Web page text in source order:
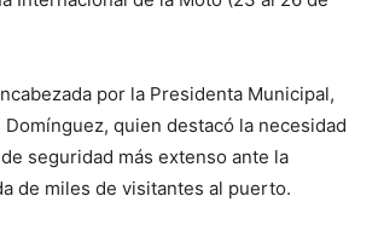
por la Presidenta Municipal,
Domínguez, quien destacó la necesidad
seguridad más extenso ante la
de miles de visitantes al puerto.